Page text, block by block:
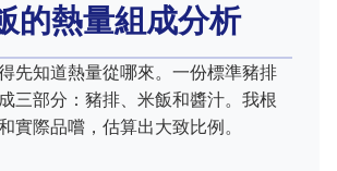
的熱量組成分析
先知道熱量從哪來。一份標準豬排
三部分：豬排、米飯和醬汁。我根
實際品嚐，估算出大致比例。